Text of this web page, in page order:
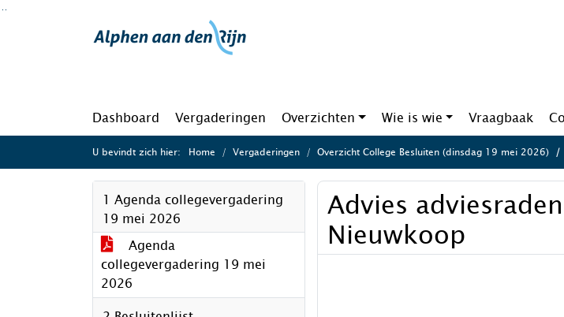
Ga naar de inhoud van deze pagina
Dashboard Vergaderingen Overzichten Wie is wie Vraagbaak
U bevindt zich hier: Home Vergaderingen Overzicht College Besluiten (dinsdag 19 mei 2026)
1 Agenda collegevergadering
19 mei 2026
Agenda
collegevergadering 19 mei
2026
Advies
Nieuwkoop